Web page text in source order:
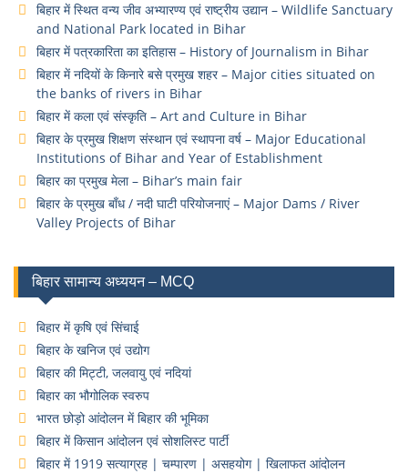
बिहार में स्थित वन्य जीव अभ्यारण्य एवं राष्ट्रीय उद्यान – Wildlife Sanctuary
and National Park located in Bihar
बिहार में पत्रकारिता का इतिहास – History of Journalism in Bihar
बिहार में नदियों के किनारे बसे प्रमुख शहर – Major cities situated on
the banks of rivers in Bihar
बिहार में कला एवं संस्कृति – Art and Culture in Bihar
बिहार के प्रमुख शिक्षण संस्थान एवं स्थापना वर्ष – Major Educational
Institutions of Bihar and Year of Establishment
बिहार का प्रमुख मेला – Bihar’s main fair
बिहार के प्रमुख बाँध / नदी घाटी परियोजनाएं – Major Dams / River
Valley Projects of Bihar
बिहार सामान्य अध्ययन – MCQ
बिहार में कृषि एवं सिंचाई
बिहार के खनिज एवं उद्योग
बिहार की मिट्टी, जलवायु एवं नदियां
बिहार का भौगोलिक स्वरुप
भारत छोड़ो आंदोलन में बिहार की भूमिका
बिहार में किसान आंदोलन एवं सोशलिस्ट पार्टी
बिहार में 1919 सत्याग्रह | चम्पारण | असहयोग | खिलाफत आंदोलन